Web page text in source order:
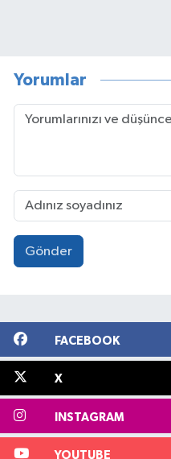
Yorumlar
Gönder
FACEBOOK
X
INSTAGRAM
YOUTUBE